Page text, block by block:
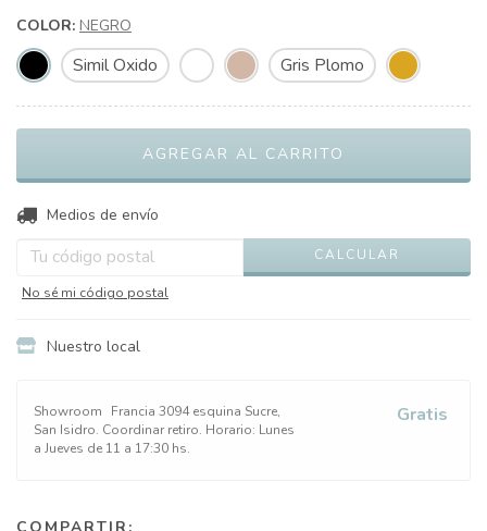
COLOR: NEGRO
Simil Oxido Gris Plomo
Entregas para el CP:
Medios de envío
CALCULAR
No sé mi código postal
Nuestro local
Showroom
Francia 3094 esquina Sucre,
San Isidro. Coordinar retiro. Horario: Lunes
a Jueves de 11 a 17:30 hs.
Gratis